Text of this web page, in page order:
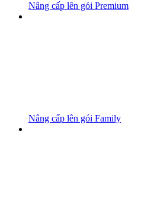
Nâng cấp lên gói Premium
Nâng cấp lên gói Family